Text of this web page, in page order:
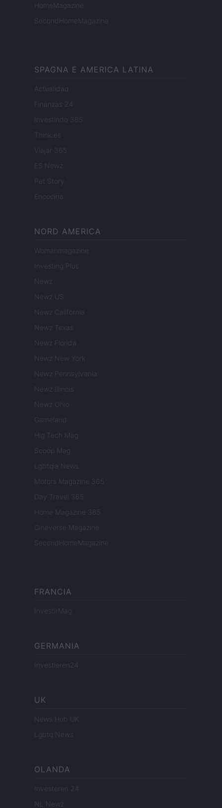
HomeMagazine
SecondHomeMagazine
SPAGNA E AMERICA LATINA
Actualidad
Finanzas 24
Investindo 365
Think.es
Viajar 365
ES Newz
Pet Story
Encocina
NORD AMERICA
Womanmagazine
Investing Plus
Newz
Newz US
Newz California
Newz Texas
Newz Florida
Newz New York
Newz Pennsylvania
Newz Illinois
Newz Ohio
Gameland
Hig Tech Mag
Scoop Mag
Lgbtqia News
Motors Magazine 365
Day Travel 365
Home Magazine 365
Cineverse Magazine
SecondHomeMagazine
FRANCIA
InvestirMag
GERMANIA
Investieren24
UK
News Hub UK
Lgbtq News
OLANDA
Investeren 24
NL Newz